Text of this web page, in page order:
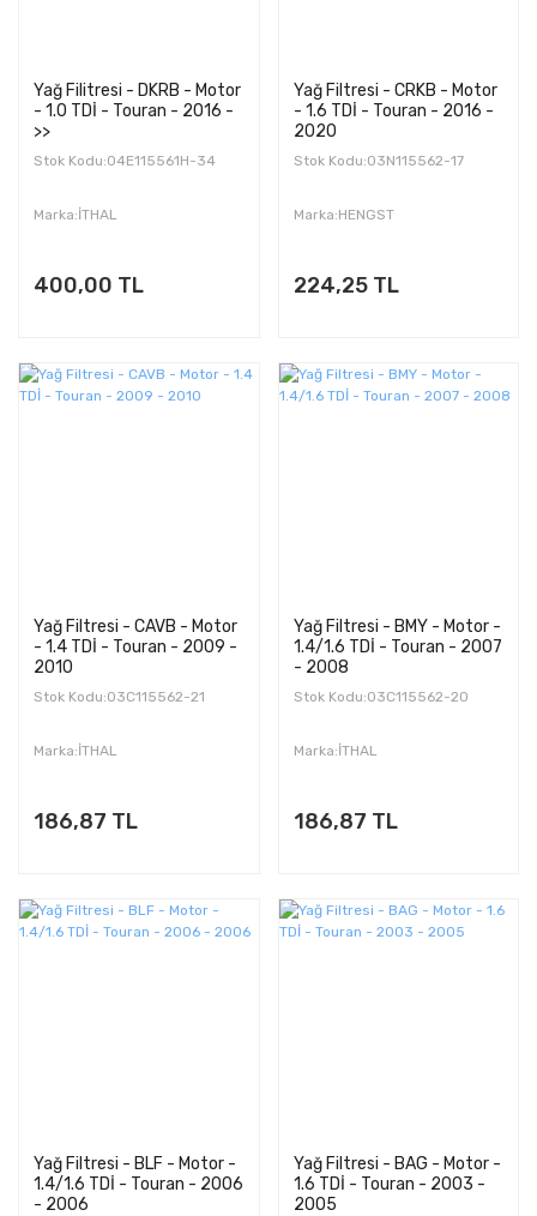
Yağ Filitresi - DKRB - Motor
- 1.0 TDİ - Touran - 2016 -
>>
Stok Kodu:04E115561H-34
Marka:İTHAL
400,00 TL
Yağ Filtresi - CRKB - Motor
- 1.6 TDİ - Touran - 2016 -
2020
Stok Kodu:03N115562-17
Marka:HENGST
224,25 TL
Yağ Filtresi - CAVB - Motor
- 1.4 TDİ - Touran - 2009 -
2010
Stok Kodu:03C115562-21
Marka:İTHAL
186,87 TL
Yağ Filtresi - BMY - Motor -
1.4/1.6 TDİ - Touran - 2007
- 2008
Stok Kodu:03C115562-20
Marka:İTHAL
186,87 TL
Yağ Filtresi - BLF - Motor -
1.4/1.6 TDİ - Touran - 2006
- 2006
Yağ Filtresi - BAG - Motor -
1.6 TDİ - Touran - 2003 -
2005